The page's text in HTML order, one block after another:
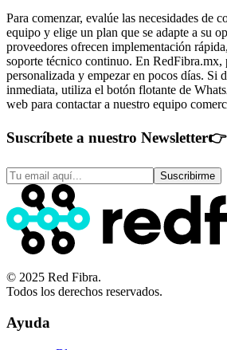
Para comenzar, evalúe las necesidades de
equipo y elige un plan que se adapte a su
proveedores ofrecen implementación
soporte técnico continuo. En RedFibra.mx,
personalizada y empezar en pocos días. Si
inmediata, utiliza el botón flotante de
web para contactar a nuestro equipo
Suscríbete a nuestro Newsletter👉
Suscribirme
© 2025 Red Fibra.
Todos los derechos reservados.
Ayuda